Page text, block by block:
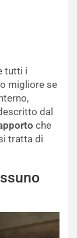
tutti i
migliore se
dal
che
tratta di